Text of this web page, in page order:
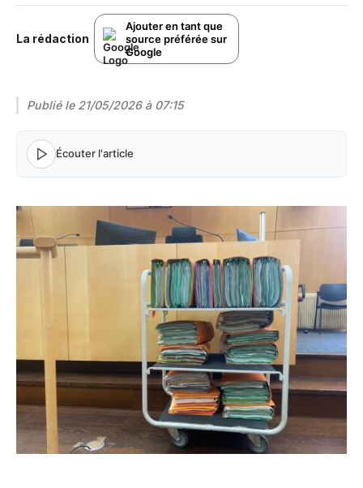
La rédaction
Ajouter en tant que
source préférée sur
Google
Publié le 21/05/2026 à 07:15
Écouter l'article